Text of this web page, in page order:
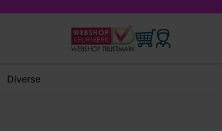
Diverse